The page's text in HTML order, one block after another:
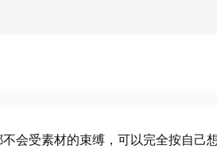
会受素材的束缚，可以完全按自己